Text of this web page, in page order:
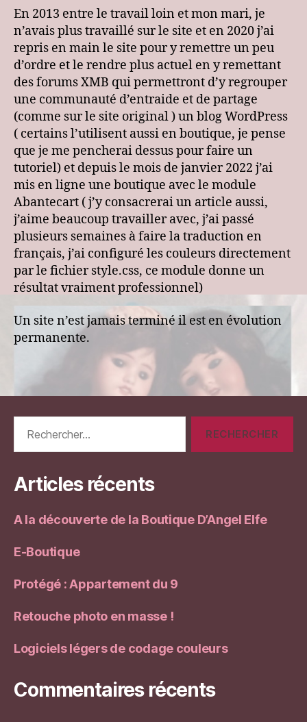
En 2013 entre le travail loin et mon mari, je
n’avais plus travaillé sur le site et en 2020 j’ai
repris en main le site pour y remettre un peu
d’ordre et le rendre plus actuel en y remettant
des forums XMB qui permettront d’y regrouper
une communauté d’entraide et de partage
(comme sur le site original ) un blog WordPress
( certains l’utilisent aussi en boutique, je pense
que je me pencherai dessus pour faire un
tutoriel) et depuis le mois de janvier 2022 j’ai
mis en ligne une boutique avec le module
Abantecart ( j’y consacrerai un article aussi,
j’aime beaucoup travailler avec, j’ai passé
plusieurs semaines à faire la traduction en
français, j’ai configuré les couleurs directement
par le fichier style.css, ce module donne un
résultat vraiment professionnel)
Un site n’est jamais terminé il est en évolution
permanente.
Articles récents
A la découverte de la Boutique D’Angel Elfe
E-Boutique
Protégé : Appartement du 9
Retouche photo en masse !
Logiciels légers de codage couleurs
Commentaires récents